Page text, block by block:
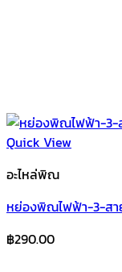
Quick View
อะไหล่พิณ
หย่องพิณไฟฟ้า-3-สา
฿290.00